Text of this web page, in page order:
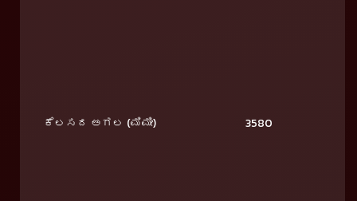
ಕೆಲಸದ ಅಗಲ (ಮಿಮೀ) 3580